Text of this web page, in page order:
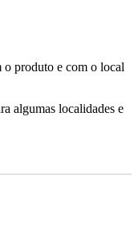
o produto e com o local
algumas localidades e